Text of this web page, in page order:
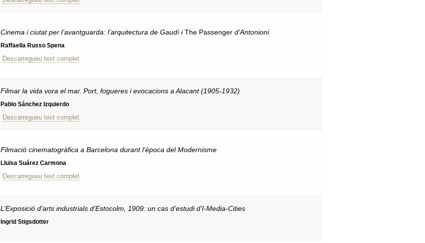
Cinema i ciutat per l’avantguarda: l’arquitectura de Gaudí iThe Passengerd’Antonioni
Raffaella Russo Spena
Descarregueu text complet
Filmar la vida vora el mar. Port, fogueres i evocacions a Alacant (1905-1932)
Pablo Sánchez Izquierdo
Descarregueu text complet
Filmació cinematogràfica a Barcelona durant l'època del Modernisme
Lluïsa Suárez Carmona
Descarregueu text complet
L’Exposició d’arts industrials d’Estocolm, 1909: un cas d’estudi d’I-Media-Cities
Ingrid Stigsdotter